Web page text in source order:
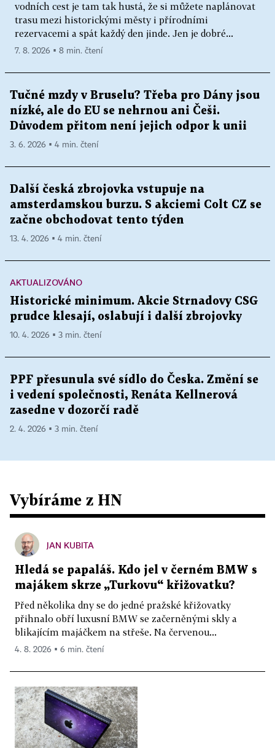
vodních cest je tam tak hustá, že si můžete naplánovat
trasu mezi historickými městy i přírodními
rezervacemi a spát každý den jinde. Jen je dobré...
7. 8. 2026 ▪ 8 min. čtení
Tučné mzdy v Bruselu? Třeba pro Dány jsou
nízké, ale do EU se nehrnou ani Češi.
Důvodem přitom není jejich odpor k unii
3. 6. 2026 ▪ 4 min. čtení
Další česká zbrojovka vstupuje na
amsterdamskou burzu. S akciemi Colt CZ se
začne obchodovat tento týden
13. 4. 2026 ▪ 4 min. čtení
AKTUALIZOVÁNO
Historické minimum. Akcie Strnadovy CSG
prudce klesají, oslabují i další zbrojovky
10. 4. 2026 ▪ 3 min. čtení
PPF přesunula své sídlo do Česka. Změní se
i vedení společnosti, Renáta Kellnerová
zasedne v dozorčí radě
2. 4. 2026 ▪ 3 min. čtení
Vybíráme z HN
JAN KUBITA
Hledá se papaláš. Kdo jel v černém BMW s
majákem skrze „Turkovu“ křižovatku?
Před několika dny se do jedné pražské křižovatky
přihnalo obří luxusní BMW se začerněnými skly a
blikajícím majáčkem na střeše. Na červenou...
4. 8. 2026 ▪ 6 min. čtení